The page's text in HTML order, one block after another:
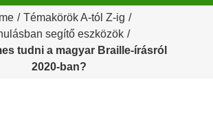
/ Témakörök A-tól Z-ig /
segítő eszközök /
tudni a magyar Braille-írásról
2020-ban?